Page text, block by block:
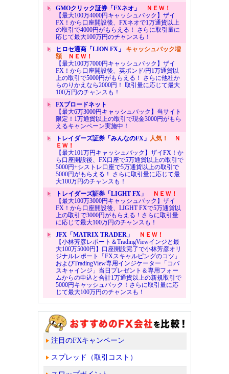
GMOクリック証券「FXネオ」
ＮＥＷ！
【最大100万4000円キャッシュバック】ザイ
FX！から口座開設後、FXネオで1万通貨以上
の取引で4000円がもらえる！ さらに取引量に
応じて最大100万円のチャンスも！
ヒロセ通商「LION FX」 キャッシュバック増
額ＮＥＷ！
【最大100万7000円キャッシュバック】ザイ
FX！から口座開設後、英ポンド/円1万通貨以
上の取引で5000円がもらえる！ さらに他社か
らのりかえなら2000円！ 取引量に応じて最大
100万円のチャンスも！
FXブロードネット
【最大6万3000円キャッシュバック】当サイト
限定！1万通貨以上の取引で現金3000円がもら
えるキャンペーン実施中！
トレイダーズ証券「みんなのFX」 人気！
Ｎ
ＥＷ！
【最大101万円キャッシュバック】ザイFX！か
ら口座開設後、FX口座で5万通貨以上の取引で
5000円+シストレ口座で5万通貨以上の取引で
5000円がもらえる！ さらに取引量に応じて最
大100万円のチャンスも！
トレイダーズ証券「LIGHT FX」
ＮＥＷ！
【最大100万3000円キャッシュバック】ザイ
FX！から口座開設後、LIGHT FXで5万通貨以
上の取引で3000円がもらえる！さらに取引量
に応じて最大100万円のチャンスも！
JFX「MATRIX TRADER」
ＮＥＷ！
【小林芳彦レポート＆TradingViewインジと最
大100万5000円】口座開設完了で小林芳彦オリ
ジナルレポート「FXスキャルピングのコツ」
およびTradingView専用インジケーター「コバ
スキャインジ」当日プレゼント＆専用フォー
ムからの申込と合計1万通貨以上の新規取引で
5000円キャッシュバック！さらに取引量に応
じて最大100万円のチャンスも！
注目のFXキャンペーン
スプレッド（取引コスト）